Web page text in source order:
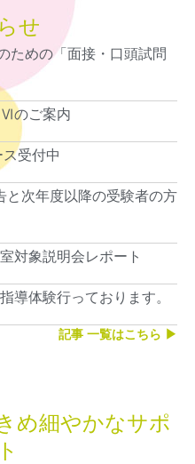
せ
ための「面接・口頭試問
Ⅵのご案内
受付中
と次年度以降の受験者の方
対象説明会レポート
導体験行っております。
記事 一覧はこちら ▶︎
め細やかなサポ